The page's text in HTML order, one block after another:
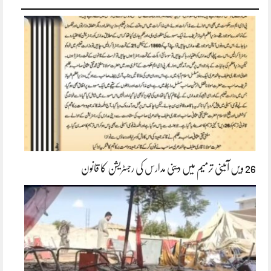
26 ویں آئینی ترمیم میں دینی مدارس کی رجسٹریشن کا قانون